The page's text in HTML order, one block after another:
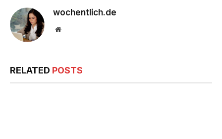
wochentlich.de
Website
RELATED POSTS